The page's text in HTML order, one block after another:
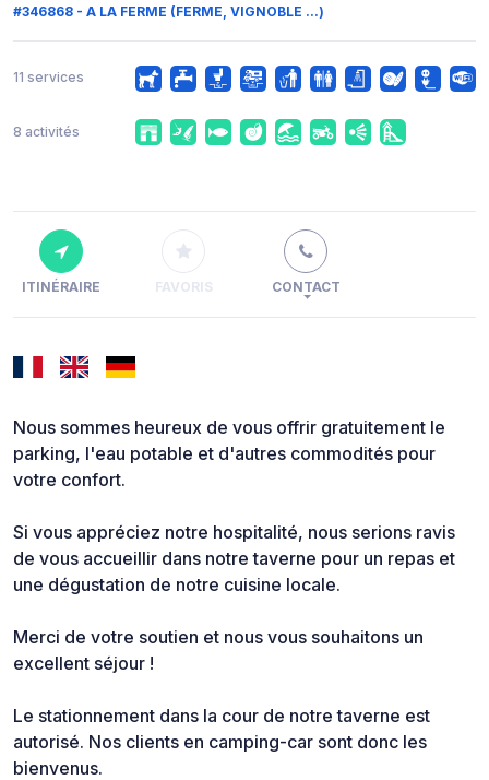
#346868 - A LA FERME (FERME, VIGNOBLE ...)
11 services
8 activités
ITINÉRAIRE FAVORIS CONTACT
Nous sommes heureux de vous offrir gratuitement le
parking, l'eau potable et d'autres commodités pour
votre confort.
Si vous appréciez notre hospitalité, nous serions ravis
de vous accueillir dans notre taverne pour un repas et
une dégustation de notre cuisine locale.
Merci de votre soutien et nous vous souhaitons un
excellent séjour !
Le stationnement dans la cour de notre taverne est
autorisé. Nos clients en camping-car sont donc les
bienvenus.